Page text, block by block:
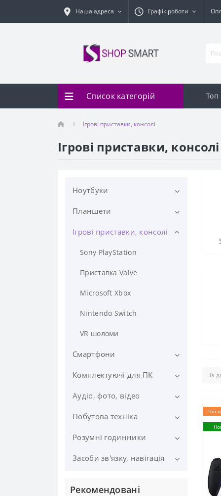
Наша адреса Графік роботи
Список категорій Топ
Ігрові приставки, консолі
Ігрові приставки, консолі
Ноутбуки
Acer
Asus
Lenovo
Samsung
HP
Dell
MSI
Razer
Gigabyte
Microsoft
LG
Планшети
Samsung
Lenovo
Wacom
Ігрові приставки, консолі
Sony PlayStation
Приставка Valve
Microsoft Xbox
Nintendo Switch
VR шоломи
Смартфони
Google
Samsung
Комплектуючі для ПК
Процесори
Материнські плати
Відеокарти
Модулі пам'яті
накопичувачі
Аудіо, фото, відео
Фотоапарати
Екшн-камери
Навушники
Побутова техніка
Пилососи
Зарядні станції
Розумні годинники
Garmin
Засоби зв'язку, навігація
Рекомендовані
Топ